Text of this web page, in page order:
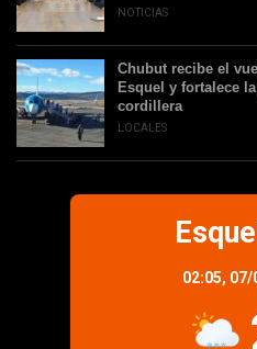
NOTICIAS
Chubut recibe el
Esquel y fortalece
cordillera
LOCALES
02:05, 07/